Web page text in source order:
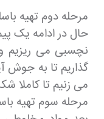
مرحله دوم تهیه
حال در ادامه یک
نچسبی می ریزیم
گذاریم تا به جوش
می زنیم تا کاملا
مرحله سوم تهیه